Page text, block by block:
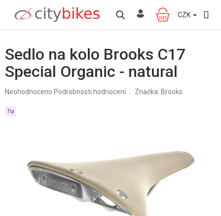
obsah
NÁKUPNÍ
KOŠÍK
CZK
Sedlo na kolo Brooks C17
Special Organic - natural
Průměrné
produktu
Neohodnoceno Podrobnosti hodnocení Značka: Brooks
Tip